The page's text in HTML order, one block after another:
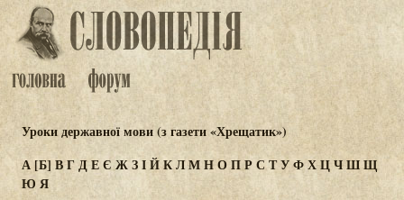
Уроки державної мови (з газети «Хрещатик»)
А[Б] ВГДЕЄ ЖЗІЙКЛМНОПРСТУФХЦЧШЩ
Ю Я